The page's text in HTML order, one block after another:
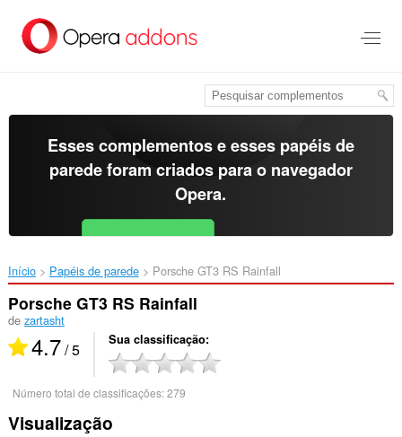
para
Esses complementos e esses papéis de
parede foram criados para o navegador
Opera.
Baixar o Opera Free for Android
Início Papéis de parede Porsche GT3 RS Rainfall‎
Porsche GT3 RS Rainfall
de zartasht
4.7/ 5 Sua classificação
Número total de classificações:279
Visualização